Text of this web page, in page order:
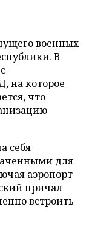
военных
В
на которое
что
себя
для
аэропорт
причал
встроить